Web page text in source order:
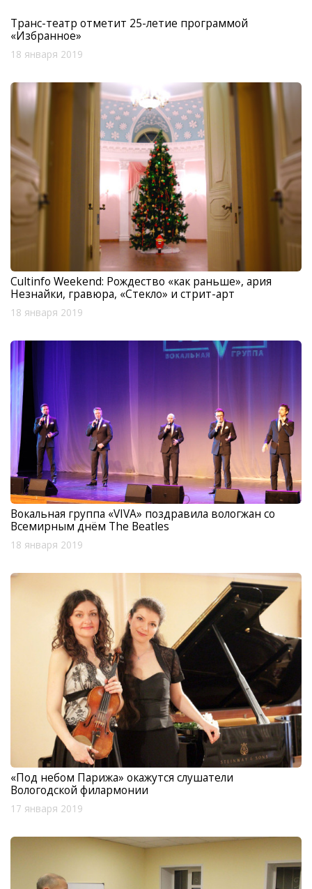
Транс-театр отметит 25-летие программой
«Избранное»
18 января 2019
Cultinfo Weekend: Рождество «как раньше», ария
Незнайки, гравюра, «Стекло» и стрит-арт
18 января 2019
Вокальная группа «VIVA» поздравила вологжан со
Всемирным днём The Beatles
18 января 2019
«Под небом Парижа» окажутся слушатели
Вологодской филармонии
17 января 2019